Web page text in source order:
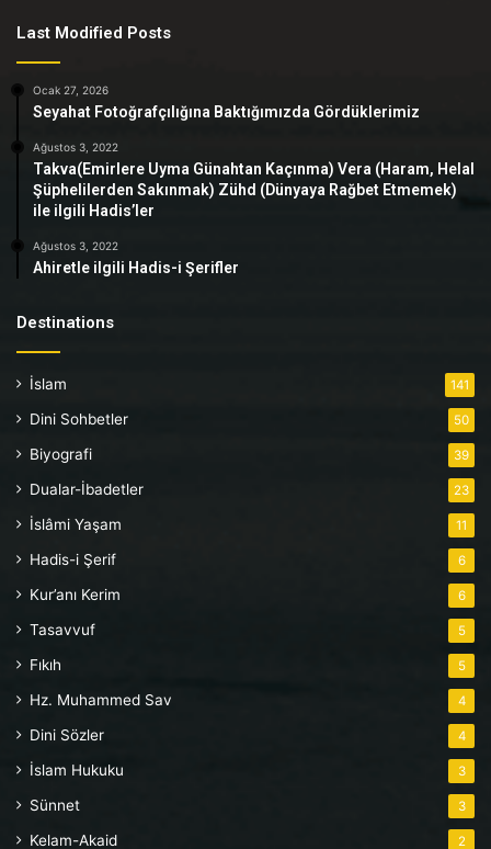
Last Modified Posts
Ocak 27, 2026
Seyahat Fotoğrafçılığına Baktığımızda Gördüklerimiz
Ağustos 3, 2022
Takva(Emirlere Uyma Günahtan Kaçınma) Vera (Haram, Helal
Şüphelilerden Sakınmak) Zühd (Dünyaya Rağbet Etmemek)
ile ilgili Hadis’ler
Ağustos 3, 2022
Ahiretle ilgili Hadis-i Şerifler
Destinations
İslam 141
Dini Sohbetler 50
Biyografi 39
Dualar-İbadetler 23
İslâmi Yaşam 11
Hadis-i Şerif 6
Kur’anı Kerim 6
Tasavvuf 5
Fıkıh 5
Hz. Muhammed Sav 4
Dini Sözler 4
İslam Hukuku 3
Sünnet 3
Kelam-Akaid 2